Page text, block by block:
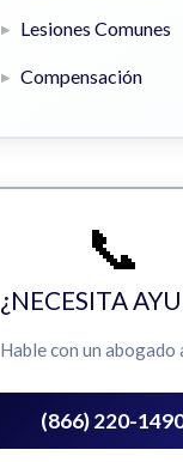
Lesiones Comunes
Compensación
📞
¿NECESITA
Hable con un abogado
(866) 220-